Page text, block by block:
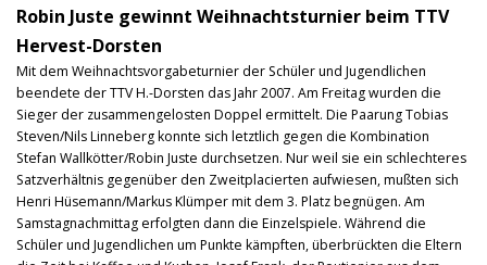
Robin Juste gewinnt Weihnachtsturnier beim TTV
Hervest-Dorsten
Mit dem Weihnachtsvorgabeturnier der Schüler und Jugendlichen
beendete der TTV H.-Dorsten das Jahr 2007. Am Freitag wurden die
Sieger der zusammengelosten Doppel ermittelt. Die Paarung Tobias
Steven/Nils Linneberg konnte sich letztlich gegen die Kombination
Stefan Wallkötter/Robin Juste durchsetzen. Nur weil sie ein schlechteres
Satzverhältnis gegenüber den Zweitplacierten aufwiesen, mußten sich
Henri Hüsemann/Markus Klümper mit dem 3. Platz begnügen. Am
Samstagnachmittag erfolgten dann die Einzelspiele. Während die
Schüler und Jugendlichen um Punkte kämpften, überbrückten die Eltern